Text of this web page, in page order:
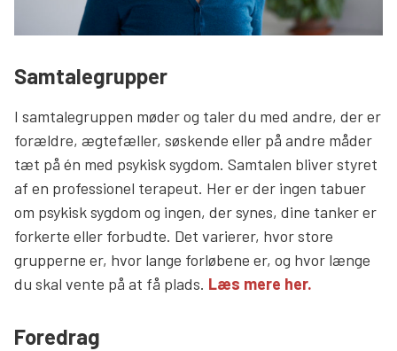
Samtalegrupper
I samtalegruppen møder og taler du med andre, der er
forældre, ægtefæller, søskende eller på andre måder
tæt på én med psykisk sygdom. Samtalen bliver styret
af en professionel terapeut. Her er der ingen tabuer
om psykisk sygdom og ingen, der synes, dine tanker er
forkerte eller forbudte. Det varierer, hvor store
grupperne er, hvor lange forløbene er, og hvor længe
du skal vente på at få plads. Læs mere her.
Foredrag